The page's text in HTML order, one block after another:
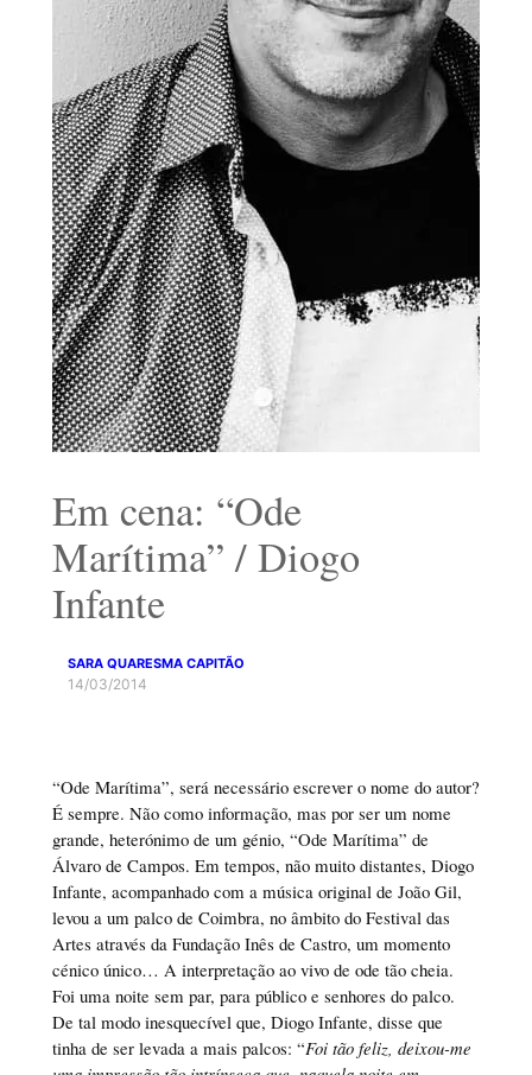
Em cena: “Ode
Marítima” / Diogo
Infante
SARA QUARESMA CAPITÃO
14/03/2014
“Ode Marítima”, será necessário escrever o nome do autor?
É sempre. Não como informação, mas por ser um nome
grande, heterónimo de um génio, “Ode Marítima” de
Álvaro de Campos. Em tempos, não muito distantes, Diogo
Infante, acompanhado com a música original de João Gil,
levou a um palco de Coimbra, no âmbito do Festival das
Artes através da Fundação Inês de Castro, um momento
cénico único… A interpretação ao vivo de ode tão cheia.
Foi uma noite sem par, para público e senhores do palco.
De tal modo inesquecível que, Diogo Infante, disse que
tinha de ser levada a mais palcos: “Foi tão feliz, deixou-me